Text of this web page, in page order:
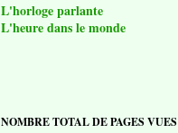
L'horloge parlante
L'heure dans le monde
NOMBRE TOTAL DE PAGES VUES